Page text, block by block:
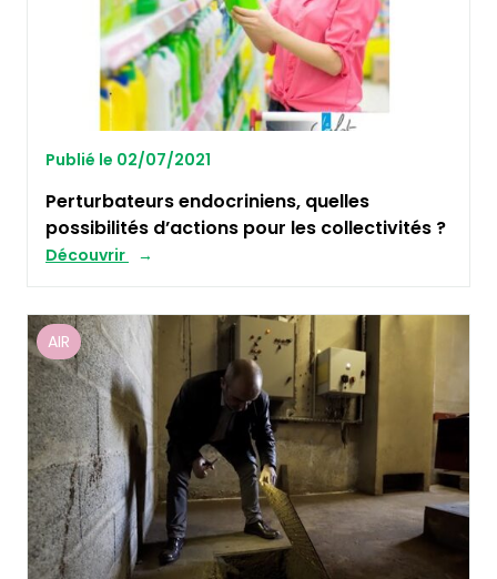
Publié le 02/07/2021
Perturbateurs endocriniens, quelles
possibilités d’actions pour les collectivités ?
Découvrir
AIR